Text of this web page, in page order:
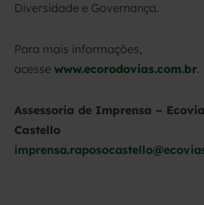
Diversidade e Governança.
Para mais informações,
acesse www.ecorodovias.com.br.
Assessoria de Imprensa –
Castello